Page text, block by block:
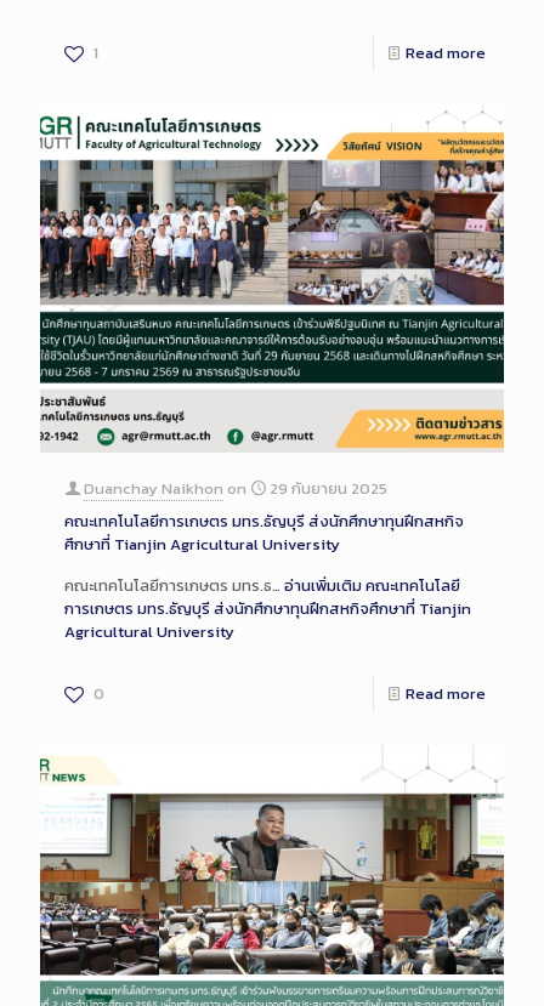
1 Read more
Duanchay Naikhon on
29 กันยายน 2025
คณะเทคโนโลยีการเกษตร มทร.ธัญบุรี ส่งนักศึกษาทุนฝึกสหกิจ
ศึกษาที่ Tianjin Agricultural University
คณะเทคโนโลยีการเกษตร มทร.ธ… อ่านเพิ่มเติมคณะเทคโนโลยี
การเกษตร มทร.ธัญบุรี ส่งนักศึกษาทุนฝึกสหกิจศึกษาที่ Tianjin
Agricultural University
0 Read more